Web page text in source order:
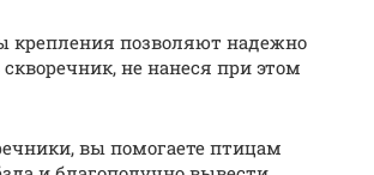
крепления позволяют надежно
не нанеся при этом
вы помогаете птицам